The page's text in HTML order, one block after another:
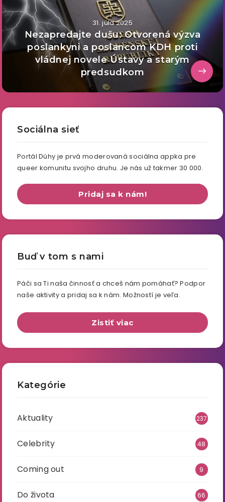
31. júla 2025
Nezapredajte dušu: Otvorená výzva
poslankyni a poslancom KDH proti
vládnej novele Ústavy a starým
predsudkom
Sociálna sieť
Portál Dúhy je prvá moderovaná sociálna appka pre
queer komunitu svojho druhu. Je nás už takmer 30 000.
Pridaj sa k nám!
Buď v tom s nami
Páči sa Ti naša činnosť a chceš nám pomáhať? Podpor
naše aktivity a pridaj sa k nám. Možností je veľa.
Zistiť viac
Kategórie
Aktuality 237
Celebrity 48
Coming out 9
Do života 66